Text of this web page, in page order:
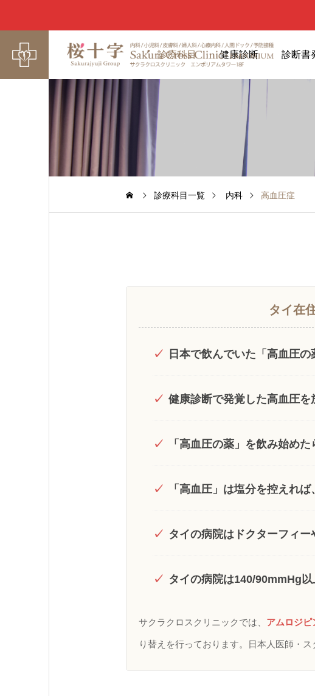
診療科目 健康診断 診断書
診療科目一覧 内科 高血圧症
タイ在
✓ 日本で飲んでいた「高血圧
✓ 健康診断で発覚した高血圧を
✓ 「高血圧の薬」を飲み始め
✓ 「高血圧」は塩分を控えれ
✓ タイの病院はドクターフィ
✓ タイの病院は140/90mmHg
サクラクロスクリニックでは、 アムロジピ
り替えを行っております。日本人医師・